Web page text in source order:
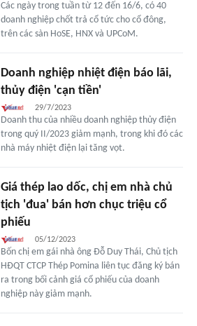
Các ngày trong tuần từ 12 đến 16/6, có 40
doanh nghiệp chốt trả cổ tức cho cổ đông,
trên các sàn HoSE, HNX và UPCoM.
Doanh nghiệp nhiệt điện báo lãi,
thủy điện 'cạn tiền'
29/7/2023
Doanh thu của nhiều doanh nghiệp thủy điện
trong quý II/2023 giảm mạnh, trong khi đó các
nhà máy nhiệt điện lại tăng vọt.
Giá thép lao dốc, chị em nhà chủ
tịch 'đua' bán hơn chục triệu cổ
phiếu
05/12/2023
Bốn chị em gái nhà ông Đỗ Duy Thái, Chủ tịch
HĐQT CTCP Thép Pomina liên tục đăng ký bán
ra trong bối cảnh giá cổ phiếu của doanh
nghiệp này giảm mạnh.